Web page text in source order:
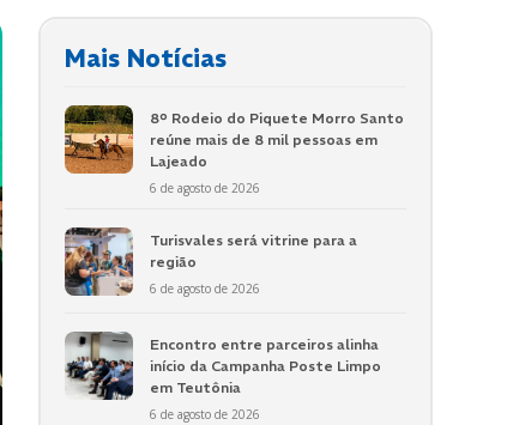
Mais Notícias
8º Rodeio do Piquete Morro Santo
reúne mais de 8 mil pessoas em
Lajeado
6 de agosto de 2026
Turisvales será vitrine para a
região
6 de agosto de 2026
Encontro entre parceiros alinha
início da Campanha Poste Limpo
em Teutônia
6 de agosto de 2026